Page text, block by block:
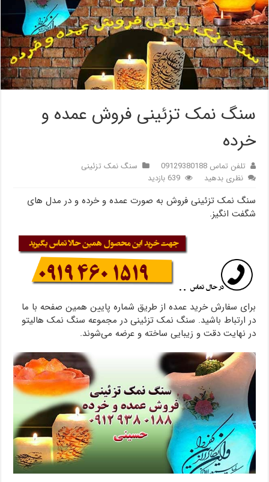
سنگ نمک تزئینی فروش عمده و
خرده
تلفن تماس 09129380188
سنگ نمک تزئینی
نظری بدهید
639 بازدید
سنگ نمک تزئینی فروش به صورت عمده و خرده و در مدل های
شگفت انگیز.
برای سفارش خرید عمده از طریق شماره پایین همین صفحه با ما
در ارتباط باشید. سنگ نمک تزئینی در مجموعه سنگ نمک هالیتو
در نهایت دقت و زیبایی ساخته و عرضه می‌شوند.